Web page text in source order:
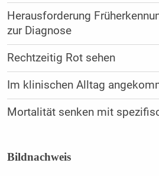
Herausforderung
zur Diagnose
Rechtzeitig Rot sehen
Im klinischen Alltag
Mortalität senken mit
Bildnachweis